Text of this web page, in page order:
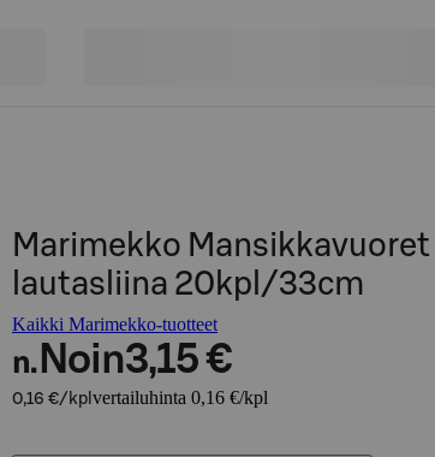
Marimekko
lautasliina 20kpl/33cm
Kaikki Marimekko-tuotteet
n. Noin3,15 €
0,16 €/kpl vertailuhinta 0,16 €/kpl